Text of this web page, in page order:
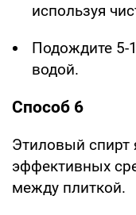
используя
Подождите 5-
водой.
Способ 6
Этиловый спирт
эффективных
между плиткой.